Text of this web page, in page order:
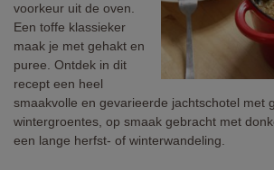
voorkeur uit de oven.
Een toffe klassieker
maak je met gehakt en
puree. Ontdek in dit
recept een heel
smaakvolle en gevarieerde jachtschotel met
wintergroentes, op smaak gebracht met
een lange herfst- of winterwandeling.